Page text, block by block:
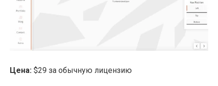
Цена: $29 за обычную лицензию